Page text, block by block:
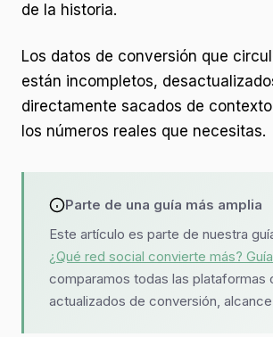
de la historia.
Los datos de conversión que
están incompletos,
directamente sacados de
los números reales que necesitas.
Parte de una guía más amplia
Este artículo es parte de nuestra
¿Qué red social convierte más?
comparamos todas las plataformas
actualizados de conversión, alcance